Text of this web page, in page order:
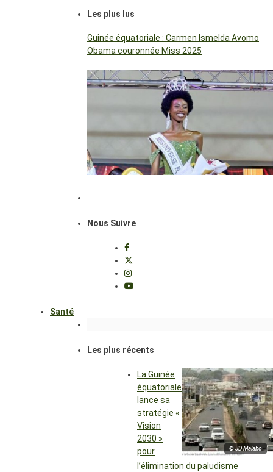
Les plus lus
Guinée équatoriale : Carmen Ismelda Avomo
Obama couronnée Miss 2025
Nous Suivre
Santé
Les plus récents
© JD Malabo
La Guinée
équatoriale
lance sa
stratégie «
Vision
2030 »
pour
l’élimination du paludisme